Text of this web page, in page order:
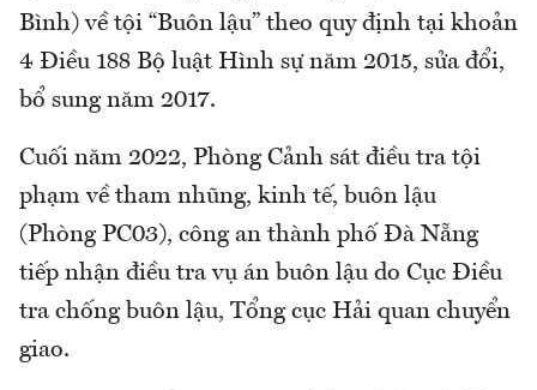
Bình) về tội “Buôn lậu” theo quy định tại khoản
4 Điều 188 Bộ luật Hình sự năm 2015, sửa đổi,
bổ sung năm 2017.
Cuối năm 2022, Phòng Cảnh sát điều tra tội
phạm về tham nhũng, kinh tế, buôn lậu
(Phòng PC03), công an thành phố Đà Nẵng
tiếp nhận điều tra vụ án buôn lậu do Cục Điều
tra chống buôn lậu, Tổng cục Hải quan chuyển
giao.